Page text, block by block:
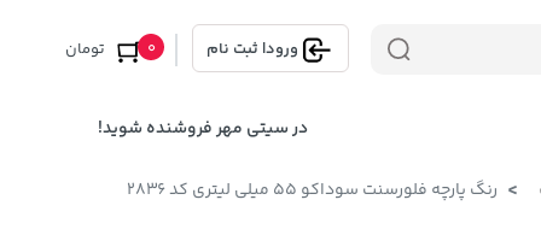
ورود| ثبت نام تومان 0
در سیتی مهر فروشنده شوید!
رنگ پارچه فلورسنت سوداکو 55 میلی لیتری کد 2836